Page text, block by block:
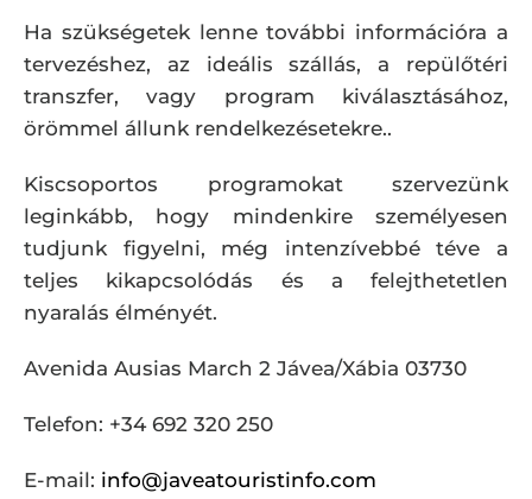
Ha szükségetek lenne további információra a
tervezéshez, az ideális szállás, a repülőtéri
transzfer, vagy program kiválasztásához,
örömmel állunk rendelkezésetekre..
Kiscsoportos programokat szervezünk
leginkább, hogy mindenkire személyesen
tudjunk figyelni, még intenzívebbé téve a
teljes kikapcsolódás és a felejthetetlen
nyaralás élményét.
Avenida Ausias March 2 Jávea/Xábia 03730
Telefon: +34 692 320 250
E-mail: info@javeatouristinfo.com